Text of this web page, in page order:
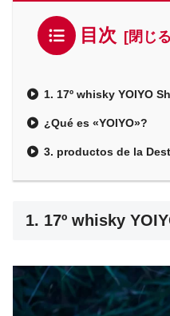
目次
1. 17º whisky YOIYO
¿Qué es «YOIYO»?
3. productos de la
1. 17º whisky